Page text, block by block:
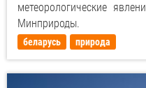
метеорологические
Минприроды.
беларусь природа